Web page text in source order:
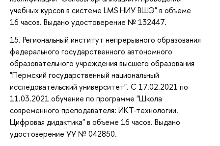
учебных курсов в системе LMS НИУ ВШЭ" в объеме
16 часов. Выдано удостоверение № 132447.
15. Региональный институт непрерывного образования
федерального государственного автономного
образовательного учреждения высшего образования
"Пермский государственный национальный
исследовательский университет". С 17.02.2021 по
11.03.2021 обучение по программе "Школа
современного преподавателя: ИКТ-технологии.
Цифровая дидактика" в объеме 16 часов. Выдано
удостоверение УУ № 042850.